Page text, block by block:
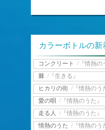
カラーボトルの新
コンクリート / 『情熱の
棘 / 『生きる』
ヒカリの街 / 『情熱のう
愛の唄 / 『情熱のうた』
走る人 / 『情熱のうた』
情熱のうた / 『情熱のう